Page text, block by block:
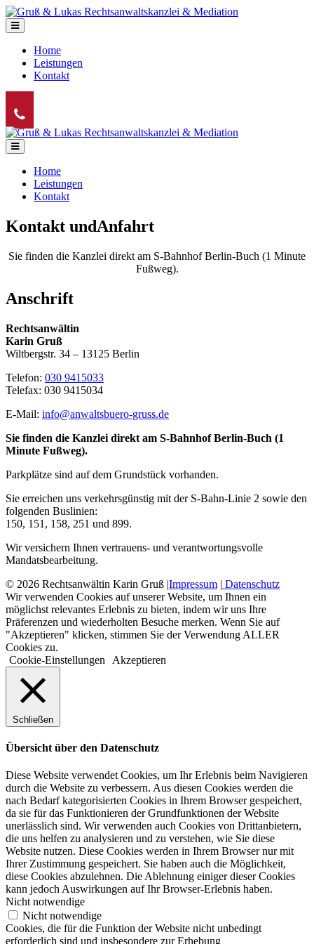
Home
Leistungen
Kontakt
Home
Leistungen
Kontakt
Kontakt undAnfahrt
Sie finden die Kanzlei direkt am S-Bahnhof Berlin-Buch (1 Minute
Fußweg).
Anschrift
Rechtsanwältin
Karin Gruß
Wiltbergstr. 34 – 13125 Berlin
Telefon: 030 9415033
Telefax: 030 9415034
E-Mail: info@anwaltsbuero-gruss.de
Sie finden die Kanzlei direkt am S-Bahnhof Berlin-Buch (1
Minute Fußweg).
Parkplätze sind auf dem Grundstück vorhanden.
Sie erreichen uns verkehrsgünstig mit der S-Bahn-Linie 2 sowie den
folgenden Buslinien:
150, 151, 158, 251 und 899.
Wir versichern Ihnen vertrauens- und verantwortungsvolle
Mandatsbearbeitung.
© 2026 Rechtsanwältin Karin Gruß |Impressum | Datenschutz
Wir verwenden Cookies auf unserer Website, um Ihnen ein
möglichst relevantes Erlebnis zu bieten, indem wir uns Ihre
Präferenzen und wiederholten Besuche merken. Wenn Sie auf
"Akzeptieren" klicken, stimmen Sie der Verwendung ALLER
Cookies zu.
Cookie-Einstellungen
Akzeptieren
Schließen
Übersicht über den Datenschutz
Diese Website verwendet Cookies, um Ihr Erlebnis beim Navigieren
durch die Website zu verbessern. Aus diesen Cookies werden die
nach Bedarf kategorisierten Cookies in Ihrem Browser gespeichert,
da sie für das Funktionieren der Grundfunktionen der Website
unerlässlich sind. Wir verwenden auch Cookies von Drittanbietern,
die uns helfen zu analysieren und zu verstehen, wie Sie diese
Website nutzen. Diese Cookies werden in Ihrem Browser nur mit
Ihrer Zustimmung gespeichert. Sie haben auch die Möglichkeit,
diese Cookies abzulehnen. Die Ablehnung einiger dieser Cookies
kann jedoch Auswirkungen auf Ihr Browser-Erlebnis haben.
Nicht notwendige
Nicht notwendige
Cookies, die für die Funktion der Website nicht unbedingt
erforderlich sind und insbesondere zur Erhebung